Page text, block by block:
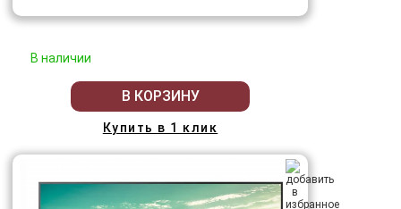
В наличии
В КОРЗИНУ
Купить в 1 клик